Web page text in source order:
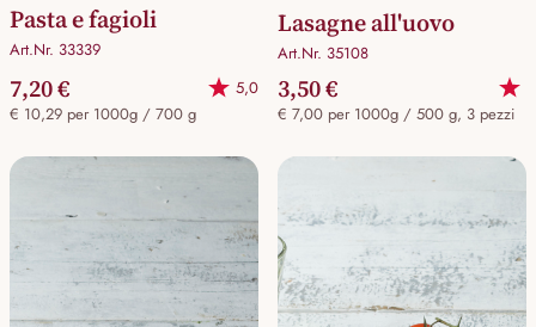
Pasta e fagioli
Art.Nr. 33339
7,20 €
5,0
€ 10,29 per 1000g / 700 g
Lasagne all'uovo
Art.Nr. 35108
3,50 €
€ 7,00 per 1000g / 500 g, 3 pezzi